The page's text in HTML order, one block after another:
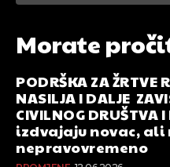
Morate
PODRŠKA ZA ŽRTVE
NASILJA I DALJE
CIVILNOG
izdvajaju novac, ali
nepravovremeno